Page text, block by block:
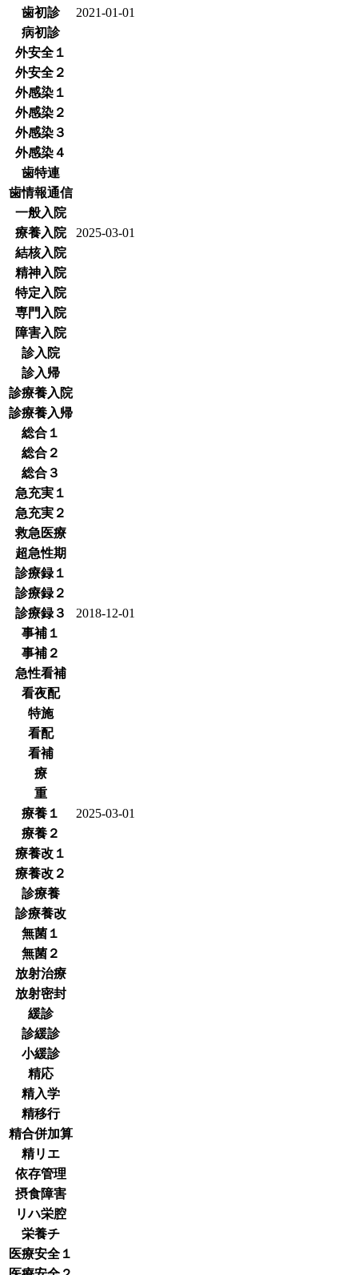
歯初診
2021-01-01
病初診
外安全１
外安全２
外感染１
外感染２
外感染３
外感染４
歯特連
歯情報通信
一般入院
療養入院
2025-03-01
結核入院
精神入院
特定入院
専門入院
障害入院
診入院
診入帰
診療養入院
診療養入帰
総合１
総合２
総合３
急充実１
急充実２
救急医療
超急性期
診療録１
診療録２
診療録３
2018-12-01
事補１
事補２
急性看補
看夜配
特施
看配
看補
療
重
療養１
2025-03-01
療養２
療養改１
療養改２
診療養
診療養改
無菌１
無菌２
放射治療
放射密封
緩診
診緩診
小緩診
精応
精入学
精移行
精合併加算
精リエ
依存管理
摂食障害
リハ栄腔
栄養チ
医療安全１